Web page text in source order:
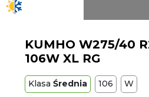
KUMHO W275/40
106W XL RG
KlasaŚrednia 106 W